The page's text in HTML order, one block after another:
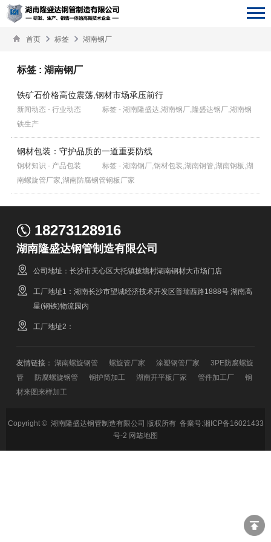
首页 标签 湖南钢厂
标签 : 湖南钢厂
铁矿石价格高位震荡,钢材市场承压前行
新闻动态 - 行业动态
标签 - 湖南隆盛达,湖南钢厂,隆盛达钢厂,湖南钢
铁生产
钢材包装：守护品质的一道重要防线
钢材知识 - 产品包装
标签 - 湖南钢厂,钢材包装,湖南钢管,湖南钢板,湖
南螺旋管厂家,湖南防腐钢管钢板厂家
18273128916
湖南隆盛达钢管制造有限公司
公司地址：长沙市天心区大托镇披塘村湖南钢材大市场门店
工厂地址1：湖南长沙市望城经济技术开发区普瑞西路1888号 湖南高
星(钢铁)物流园内
工厂地址2：
友情链接：湖南螺旋钢管 螺旋管厂家 涂塑钢管厂家
3PE防腐螺旋
管
防腐螺旋钢管 钢护筒加工 湖南开平板厂家 管件加工厂
钢
材来图来样加工
Copyright © 湖南隆盛达钢管制造有限公司 版权所有 备案号:湘ICP备16021433
号-2 网站地图